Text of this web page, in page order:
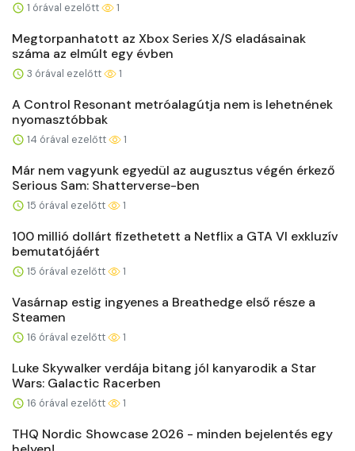
1 órával ezelőtt 1
Megtorpanhatott az Xbox Series X/S eladásainak
száma az elmúlt egy évben
3 órával ezelőtt 1
A Control Resonant metróalagútja nem is lehetnének
nyomasztóbbak
14 órával ezelőtt 1
Már nem vagyunk egyedül az augusztus végén érkező
Serious Sam: Shatterverse-ben
15 órával ezelőtt 1
100 millió dollárt fizethetett a Netflix a GTA VI exkluzív
bemutatójáért
15 órával ezelőtt 1
Vasárnap estig ingyenes a Breathedge első része a
Steamen
16 órával ezelőtt 1
Luke Skywalker verdája bitang jól kanyarodik a Star
Wars: Galactic Racerben
16 órával ezelőtt 1
THQ Nordic Showcase 2026 - minden bejelentés egy